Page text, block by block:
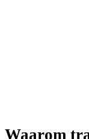
Waarom